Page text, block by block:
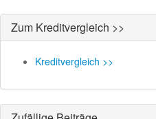
Zum Kreditvergleich >>
Kreditvergleich >>